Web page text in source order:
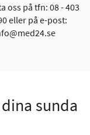
oss på tfn: 08 - 403
eller på e-post:
sunda